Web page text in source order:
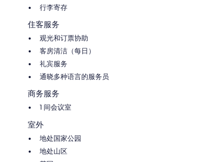
行李寄存
住客服务
观光和订票协助
客房清洁（每日）
礼宾服务
通晓多种语言的服务员
商务服务
1 间会议室
室外
地处国家公园
地处山区